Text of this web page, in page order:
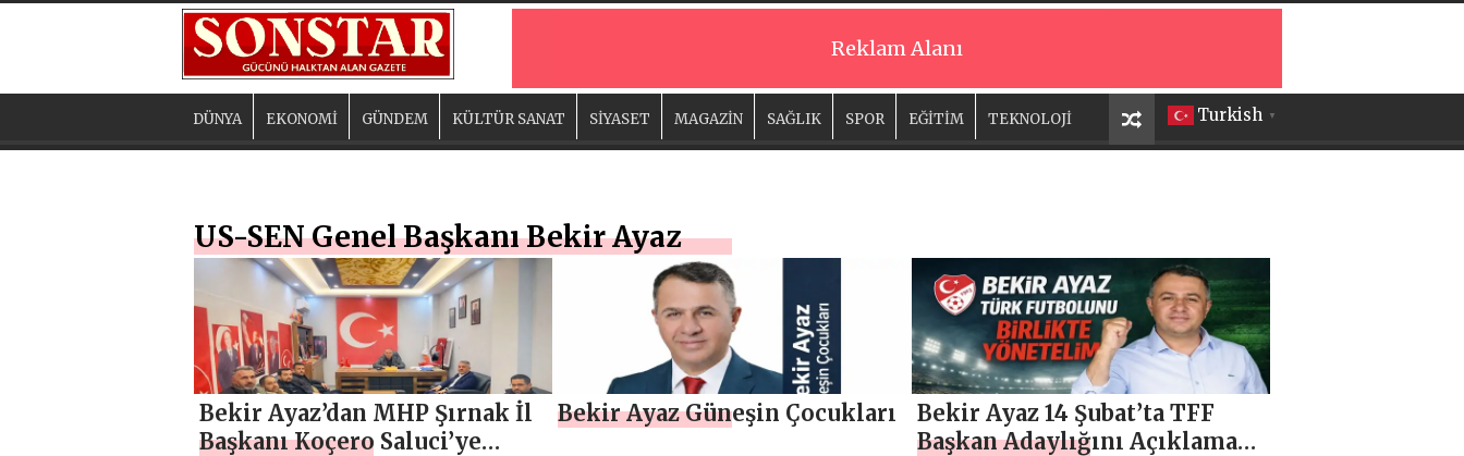
Reklam Alanı
Turkish ▼
DÜNYA EKONOMİ GÜNDEM KÜLTÜR SANAT SİYASET MAGAZİN SAĞLIK SPOR EĞİTİM TEKNOLOJİ
US-SEN Genel Başkanı Bekir Ayaz
Bekir Ayaz’dan MHP Şırnak İl
Başkanı Koçero Saluci’ye
Bekir Ayaz Güneşin Çocukları
Bekir Ayaz 14 Şubat’ta TFF
Başkan Adaylığını Açıklaması